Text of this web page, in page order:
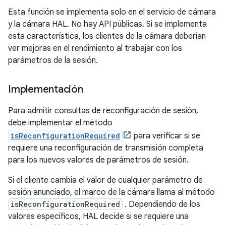
Esta función se implementa solo en el servicio de cámara
y la cámara HAL. No hay API públicas. Si se implementa
esta característica, los clientes de la cámara deberían
ver mejoras en el rendimiento al trabajar con los
parámetros de la sesión.
Implementación
Para admitir consultas de reconfiguración de sesión,
debe implementar el método
isReconfigurationRequired
para verificar si se
requiere una reconfiguración de transmisión completa
para los nuevos valores de parámetros de sesión.
Si el cliente cambia el valor de cualquier parámetro de
sesión anunciado, el marco de la cámara llama al método
isReconfigurationRequired . Dependiendo de los
valores específicos, HAL decide si se requiere una